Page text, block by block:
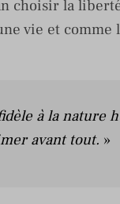
choisir la
vie et
à la nature
avant tout. »